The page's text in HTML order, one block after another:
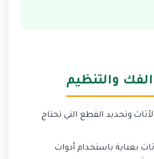
والتنظيم
وتحديد القطع التي تحتاج
بعناية باستخدام أدوات